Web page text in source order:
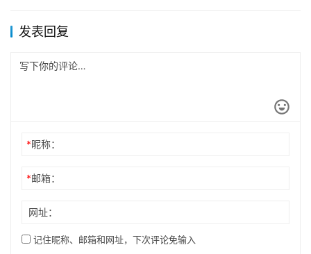
发表回复
*昵称：
*邮箱：
网址：
记住昵称、邮箱和网址，下次评论免输入